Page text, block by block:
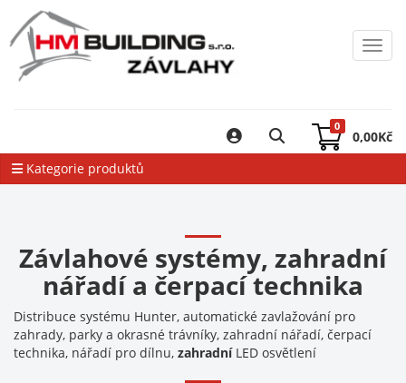
0
0,00Kč
Kategorie produktů
Závlahové systémy, zahradní
nářadí a čerpací technika
Distribuce systému Hunter, automatické zavlažování pro
zahrady, parky a okrasné trávníky, zahradní nářadí, čerpací
technika, nářadí pro dílnu, zahradníLED osvětlení